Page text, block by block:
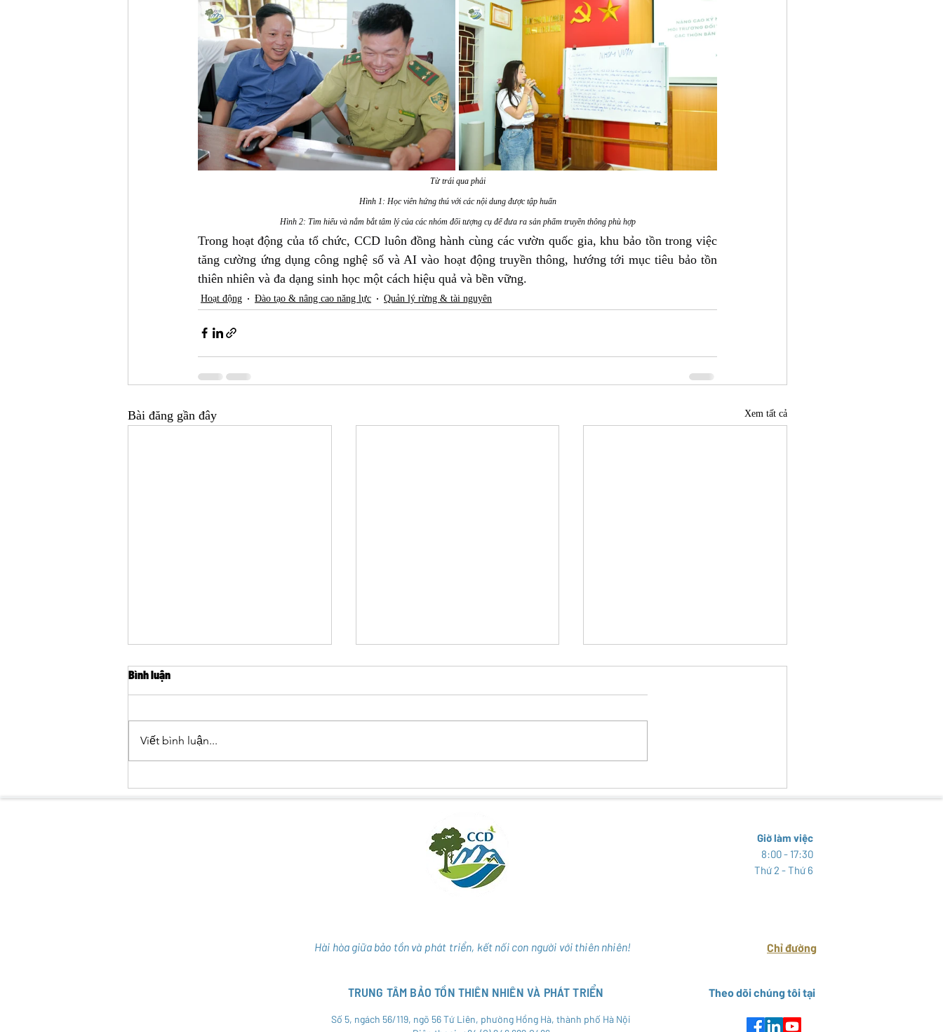
Từ trái qua phải
Hình 1: Học viên hứng thú với các nội dung được tập huấn
Hình 2: Tìm hiểu và nắm bắt tâm lý của các nhóm đối tượng cụ để đưa ra sản phẩm truyền thông phù hợp
Trong hoạt động của tổ chức, CCD luôn đồng hành cùng các vườn quốc gia, khu bảo tồn trong việc
tăng cường ứng dụng công nghệ số và AI vào hoạt động truyền thông, hướng tới mục tiêu bảo tồn
thiên nhiên và đa dạng sinh học một cách hiệu quả và bền vững.
Hoạt động Đào tạo & nâng cao năng lực Quản lý rừng & tài nguyên
Bài đăng gần đây Xem tất cả
TRẮNG TẠI HƯƠNG SƠN
– CỘNG ĐỒNG QUA DU LỊCH
GÂY HẠI TẠI KHU BẢO TỒN THIÊN
Bình luận
Viết bình luận...
Hài hòa giữa bảo tồn và phát triển, kết nối con người với thiên nhiên!
TRUNG TÂM BẢO TỒN THIÊN NHIÊN VÀ PHÁT TRIỂN
Số 5, ngách 56/119, ngõ 56 Tứ Liên, phường Hồng Hà, thành phố Hà Nội
Giờ làm việc
8:00 - 17:30
Thứ 2 - Thứ 6
Chỉ đường
Theo dõi chúng tôi tại